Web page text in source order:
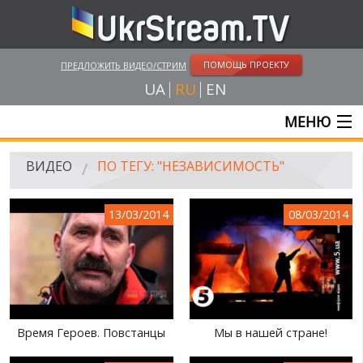
ПРЕДЛОЖИТЬ ВИДЕО/СТРИМ ПОМОЩЬ ПРОЕКТУ
UA RU EN
МЕНЮ
ГЛАВНАЯ
UKRSTREAM.TV
ВИДЕО СМИ
АМАТОРСКОЕ ВИДЕО
ВИДЕО ПО ТЕГУ: "НЕЗАВИСИМОСТЬ"
13/03/2014
Время Героев. Повстанцы
08/03/2014
Мы в нашей стране!